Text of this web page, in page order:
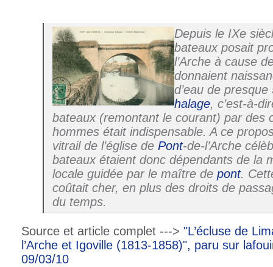
Depuis le IXe
bateaux posait
l’Arche à cause
donnaient
d’eau de
halage, c’est-à-
bateaux (remontant le courant) par des
hommes était indispensable. A ce
vitrail de l’église de Pont-de-l’Arche
bateaux étaient donc dépendants de la
locale guidée par le maître de pont.
coûtait cher, en plus des droits de
du temps.
Source et article complet ---> "L’écluse de
l’Arche et Igoville (1813-1858)", paru sur
09/03/10